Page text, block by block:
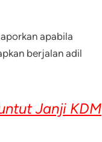
apabila
berjalan adil
Janji KDM